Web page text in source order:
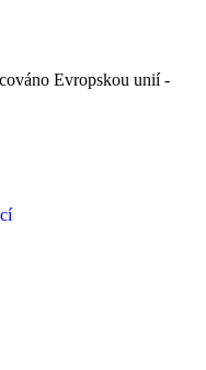
Evropskou unií -